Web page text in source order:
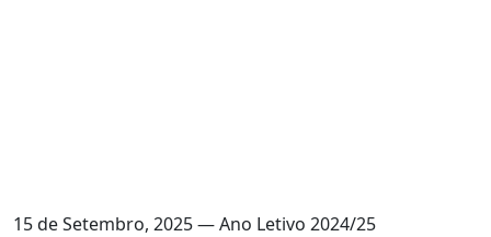
15 de Setembro, 2025 — Ano Letivo 2024/25